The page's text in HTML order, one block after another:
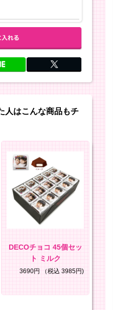
人はこんな商品もチ
DECOチョコ 45個セッ
ト ミルク
3690円 （税込 3985円)